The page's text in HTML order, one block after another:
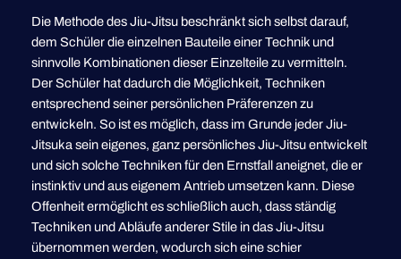
Die Methode des Jiu-Jitsu beschränkt sich selbst darauf,
dem Schüler die einzelnen Bauteile einer Technik und
sinnvolle Kombinationen dieser Einzelteile zu vermitteln.
Der Schüler hat dadurch die Möglichkeit, Techniken
entsprechend seiner persönlichen Präferenzen zu
entwickeln. So ist es möglich, dass im Grunde jeder Jiu-
Jitsuka sein eigenes, ganz persönliches Jiu-Jitsu entwickelt
und sich solche Techniken für den Ernstfall aneignet, die er
instinktiv und aus eigenem Antrieb umsetzen kann. Diese
Offenheit ermöglicht es schließlich auch, dass ständig
Techniken und Abläufe anderer Stile in das Jiu-Jitsu
übernommen werden, wodurch sich eine schier